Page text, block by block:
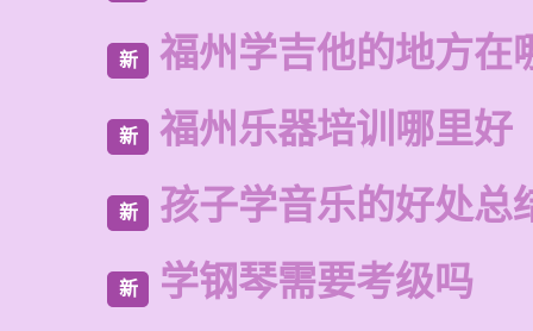
新 福州学吉他的地方在
新 福州乐器培训哪里好
新 孩子学音乐的好处总
新 学钢琴需要考级吗